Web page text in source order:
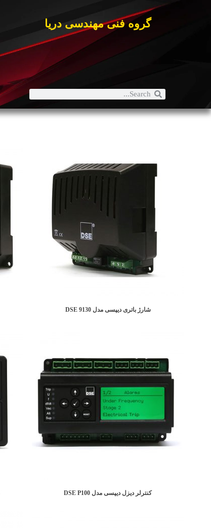
گروه فنی مهندسی دریا
شارژ باتری دیپسی مدل DSE 9130
کنترلر دیزل دیپسی مدل DSE P100